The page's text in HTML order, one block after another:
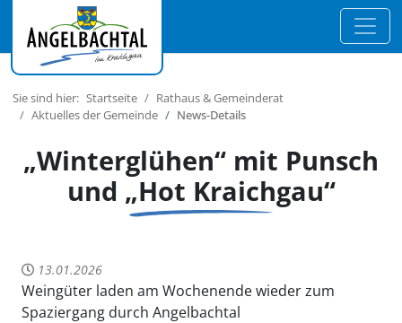
Sie sind hier: Startseite
Rathaus & Gemeinderat
Aktuelles der Gemeinde
News-Details
„Winterglühen“ mit Punsch
und „Hot Kraichgau“
13.01.2026
Weingüter laden am Wochenende wieder zum
Spaziergang durch Angelbachtal